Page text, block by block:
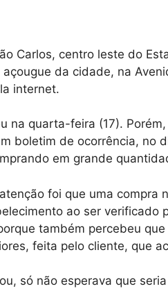
Carlos, centro leste do
da cidade, na
internet.
na quarta-feira (17).
boletim de ocorrência, no
em grande
foi que uma compra
ao ser verificado
também percebeu
feita pelo cliente, que
só não esperava que